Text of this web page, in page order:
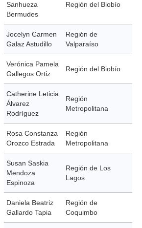
Sanhueza
Bermudes
Región del Biobío
Jocelyn Carmen
Galaz Astudillo
Región de
Valparaíso
Verónica Pamela
Gallegos Ortiz
Región del Biobío
Catherine Leticia
Álvarez
Rodríguez
Región
Metropolitana
Rosa Constanza
Orozco Estrada
Región
Metropolitana
Susan Saskia
Mendoza
Espinoza
Región de Los
Lagos
Daniela Beatriz
Gallardo Tapia
Región de
Coquimbo